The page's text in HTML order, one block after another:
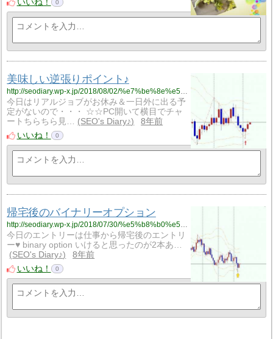
いいね！
0
美味しい逆張りポイント♪
今日はリアルジョブがお休み＆一日外に出る予
定がないので・・・ ☆☆PC開いて横目でチャ
ートちらちら見…
SEO's Diary♪
8年前
いいね！
0
帰宅後のバイナリーオプション
今日のエントリーは仕事から帰宅後のエントリ
ー♥ binary option いけると思ったのが2本あ…
SEO's Diary♪
8年前
いいね！
0